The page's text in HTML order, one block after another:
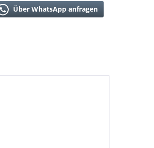
Über WhatsApp anfragen